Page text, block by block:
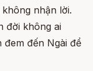
nhận lời.
đời không ai
đem đến Ngài để